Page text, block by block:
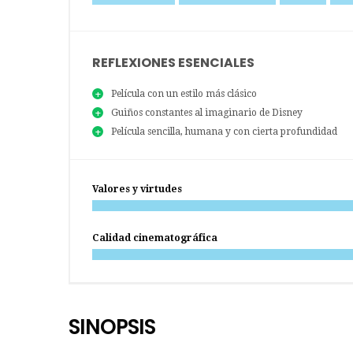
REFLEXIONES ESENCIALES
Película con un estilo más clásico
Guiños constantes al imaginario de Disney
Película sencilla, humana y con cierta profundidad
Valores y virtudes
Calidad cinematográfica
SINOPSIS